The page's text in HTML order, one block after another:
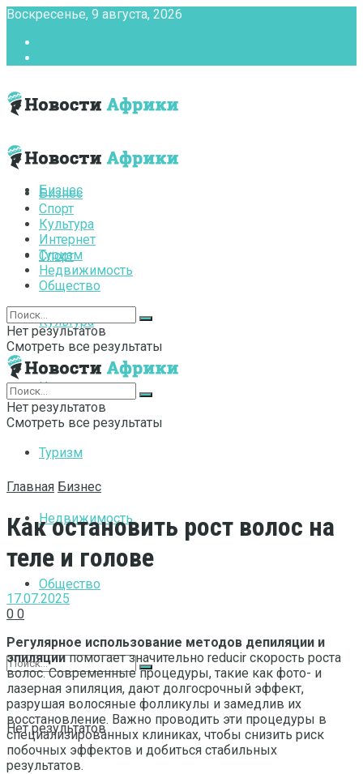
Воскресенье, 9 августа, 2026
Бизнес
Спорт
Культура
Интернет
Туризм
Недвижимость
Общество
Нет результатов
Бизнес
Спорт
Культура
Интернет
Туризм
Недвижимость
Общество
Нет результатов
Смотреть все результаты
Нет результатов
Смотреть все результаты
Главная Бизнес
Как остановить рост волос на
теле и голове
17.07.2025
0 0
Регулярное использование методов депиляции и
эпиляциипомогает значительно reducir скорость роста
волос. Современные процедуры, такие как фото- и
лазерная эпиляция, дают долгосрочный эффект,
разрушая волосяные фолликулы и замедлив их
восстановление. Важно проводить эти процедуры в
специализированных клиниках, чтобы снизить риск
побочных эффектов и добиться стабильных
результатов.